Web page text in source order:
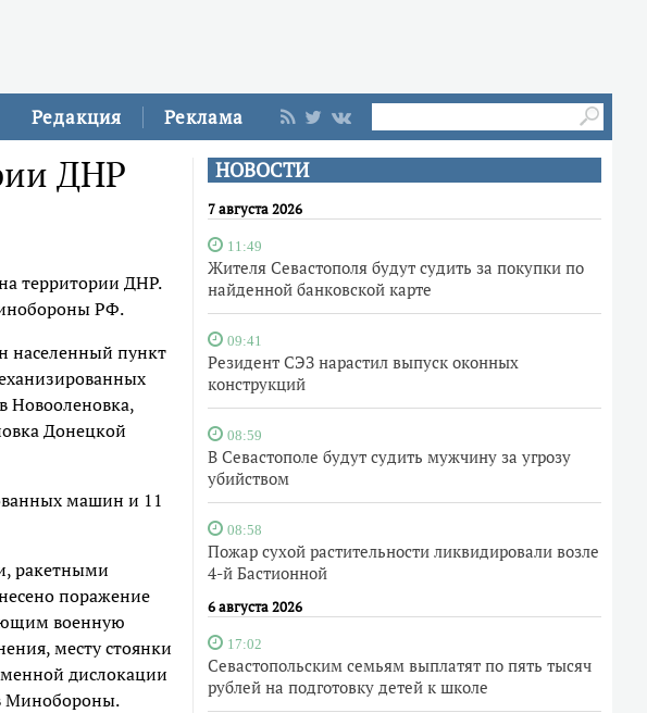
Редакция Реклама
НОВОСТИ
7 августа 2026
11:49
Жителя Севастополя будут судить за покупки по
найденной банковской карте
09:41
Резидент СЭЗ нарастил выпуск оконных
конструкций
08:59
В Севастополе будут судить мужчину за угрозу
убийством
08:58
Пожар сухой растительности ликвидировали возле
4-й Бастионной
6 августа 2026
17:02
Севастопольским семьям выплатят по пять тысяч
рублей на подготовку детей к школе
ДНР
территории ДНР.
РФ.
населенный пункт
Новооленовка,
Донецкой
машин и 11
ракетными
поражение
военную
месту стоянки
дислокации
Минобороны.